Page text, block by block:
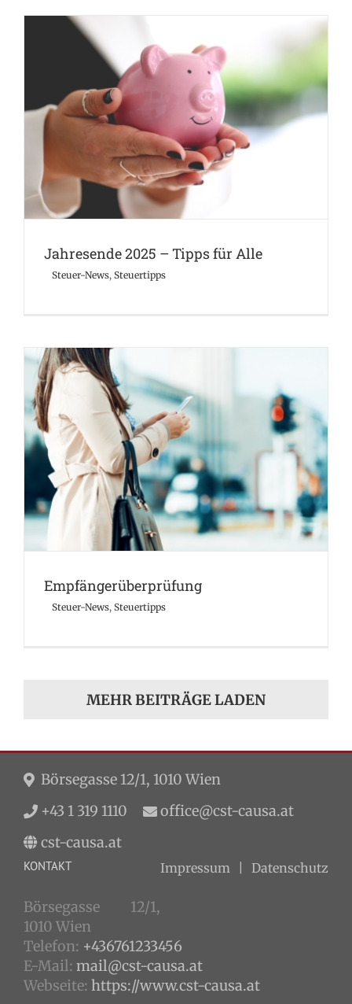
Jahresende 2025 – Tipps für Alle
Steuer-News Steuertipps
Jahresende 2025 – Tipps für Alle
Steuer-News, Steuertipps
Empfängerüberprüfung
Steuer-News Steuertipps
Empfängerüberprüfung
Steuer-News, Steuertipps
MEHR BEITRÄGE LADEN
Börsegasse 12/1, 1010 Wien
+43 1 319 1110
office@cst-causa.at
cst-causa.at
Impressum Datenschutz
KONTAKT
Börsegasse 12/1,
1010 Wien
Telefon: +436761233456
E-Mail: mail@cst-causa.at
Webseite: https://www.cst-causa.at